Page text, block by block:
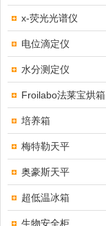
x-荧光光谱仪
电位滴定仪
水分测定仪
Froilabo法莱宝烘箱
培养箱
梅特勒天平
奥豪斯天平
超低温冰箱
生物安全柜